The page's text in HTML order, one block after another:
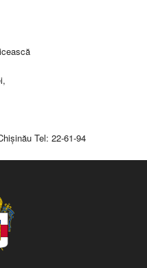
Tel: 22-61-94